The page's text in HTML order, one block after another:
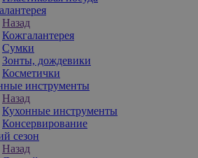
Назад
Кожгалантерея
Сумки
Зонты, дождевики
Косметички
инструменты
Назад
Кухонные инструменты
Консервирование
сезон
Назад